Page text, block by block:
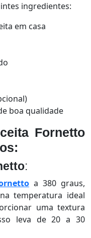
ingredientes:
em casa
boa qualidade
Fornetto
:
a 380 graus,
temperatura ideal
uma textura
leva de 20 a 30